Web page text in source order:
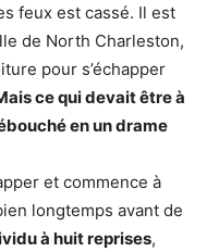
feux est cassé. Il est
de North Charleston,
pour s’échapper
ce qui devait être à
en un drame
et commence à
longtemps avant de
à huit reprises,